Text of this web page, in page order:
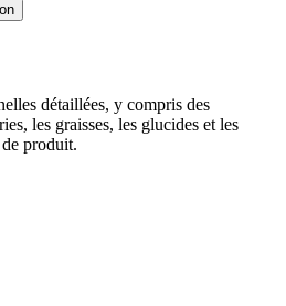
détaillées, y compris des
les graisses, les glucides et les
produit.